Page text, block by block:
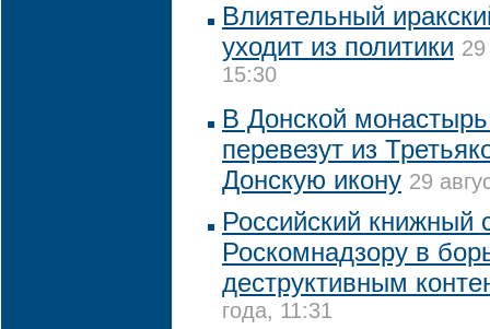
Влиятельный
уходит из политики 29
15:30
В Донской
перевезут из
Донскую икону 29
Российский книжный
Роскомнадзору в
деструктивным
года, 11:31